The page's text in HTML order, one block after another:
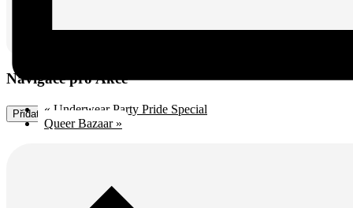
Přidat do kalendáře
Navigace pro Akce
« Underwear Party Pride Special
Queer Bazaar »